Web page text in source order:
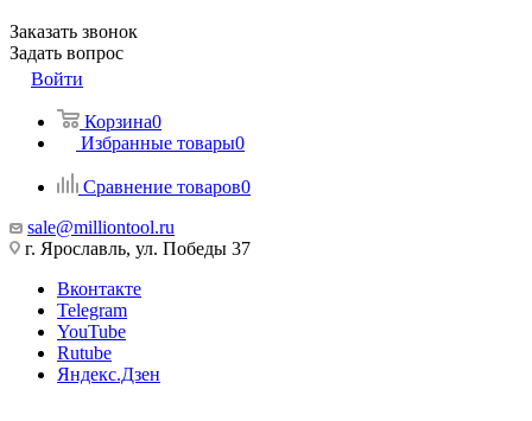
Заказать звонок
Задать вопрос
Войти
Корзина0
Избранные товары0
Сравнение товаров0
sale@milliontool.ru
г. Ярославль, ул. Победы 37
Вконтакте
Telegram
YouTube
Rutube
Яндекс.Дзен